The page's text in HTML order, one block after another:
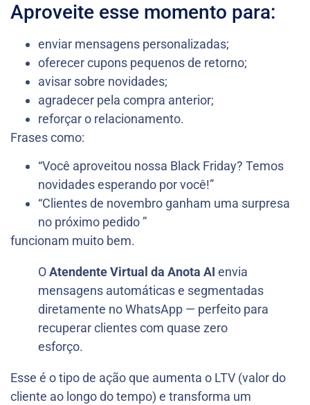
Aproveite esse momento para:
enviar mensagens personalizadas;
oferecer cupons pequenos de retorno;
avisar sobre novidades;
agradecer pela compra anterior;
reforçar o relacionamento.
Frases como:
“Você aproveitou nossa Black Friday? Temos
novidades esperando por você!”
“Clientes de novembro ganham uma surpresa
no próximo pedido ”
funcionam muito bem.
OAtendente Virtual da Anota AI envia
mensagens automáticas e segmentadas
diretamente no WhatsApp — perfeito para
recuperar clientes com quase zero
esforço.
Esse é o tipo de ação que aumenta o LTV (valor do
cliente ao longo do tempo) e transforma um